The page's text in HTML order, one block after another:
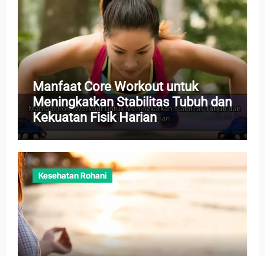
Manfaat Core Workout untuk
Meningkatkan Stabilitas Tubuh dan
Kekuatan Fisik Harian
Kesehatan Rohani